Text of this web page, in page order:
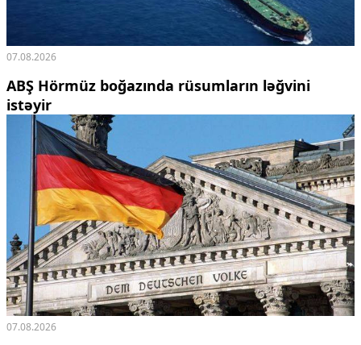
07.08.2026
ABŞ Hörmüz boğazında rüsumların ləğvini
istəyir
07.08.2026